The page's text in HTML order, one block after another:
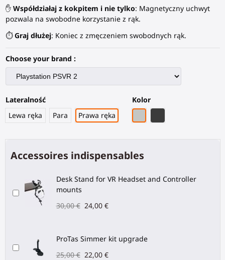
✋ Współdziałaj z kokpitem i nie tylko: Magnetyczny uchwyt
pozwala na swobodne korzystanie z rąk.
⏱️Graj dłużej: Koniec z zmęczeniem swobodnych rąk.
Choose your brand :
Lateralność
Lewa ręka
Para Prawa ręka
Kolor
Accessoires indispensables
Desk Stand for VR Headset and Controller
mounts
30,00 € 24,00 €
ProTas Simmer kit upgrade
25,00 € 22,00 €